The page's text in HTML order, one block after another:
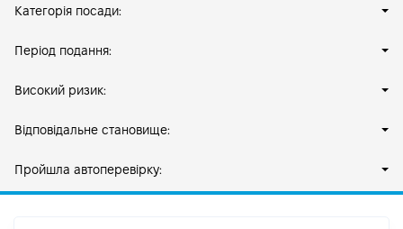
Категорія посади:
Період подання:
Високий ризик:
Відповідальне становище:
Пройшла автоперевірку: